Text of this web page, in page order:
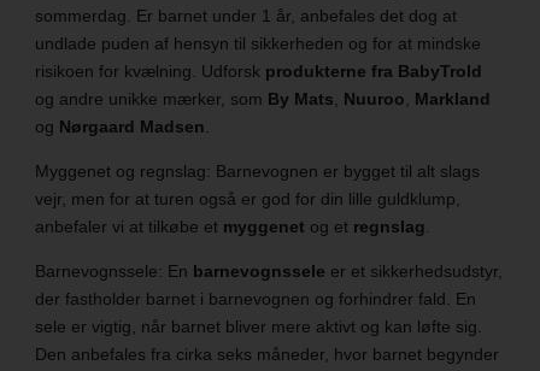
sommerdag. Er barnet under 1 år, anbefales det dog at
undlade puden af hensyn til sikkerheden og for at mindske
risikoen for kvælning. Udforsk produkterne fra BabyTrold
og andre unikke mærker, som By Mats Nuuroo
Markland
og Nørgaard Madsen
Myggenet og regnslag: Barnevognen er bygget til alt slags
vejr, men for at turen også er god for din lille guldklump,
anbefaler vi at tilkøbe et myggenet og et regnslag
Barnevognssele: En barnevognssele er et sikkerhedsudstyr,
der fastholder barnet i barnevognen og forhindrer fald. En
sele er vigtig, når barnet bliver mere aktivt og kan løfte sig.
Den anbefales fra cirka seks måneder, hvor barnet begynder